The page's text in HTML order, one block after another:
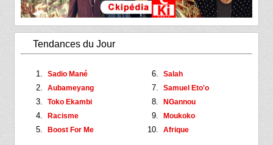
Tendances du Jour
Sadio Mané
Aubameyang
Toko Ekambi
Racisme
Boost For Me
Salah
Samuel Eto'o
NGannou
Moukoko
Afrique